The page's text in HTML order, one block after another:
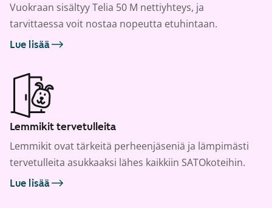
Vuokraan sisältyy Telia 50 M nettiyhteys, ja
tarvittaessa voit nostaa nopeutta etuhintaan.
Lue lisää
Lemmikit tervetulleita
Lemmikit ovat tärkeitä perheenjäseniä ja lämpimästi
tervetulleita asukkaaksi lähes kaikkiin SATOkoteihin.
Lue lisää